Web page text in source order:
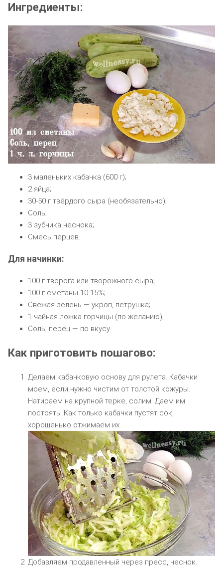
Ингредиенты:
3 маленьких кабачка (600 г);
2 яйца;
30-50 г твёрдого сыра (необязательно);
Соль;
3 зубчика чеснока;
Смесь перцев.
Для начинки:
100 г творога или творожного сыра;
100 г сметаны 10-15%;
Свежая зелень — укроп, петрушка;
1 чайная ложка горчицы (по желанию);
Соль, перец — по вкусу.
Как приготовить пошагово:
Делаем кабачковую основу для рулета. Кабачки
моем, если нужно чистим от толстой кожуры.
Натираем на крупной терке, солим. Даём им
постоять. Как только кабачки пустят сок,
хорошенько отжимаем их.
Добавляем продавленный через пресс, чеснок.